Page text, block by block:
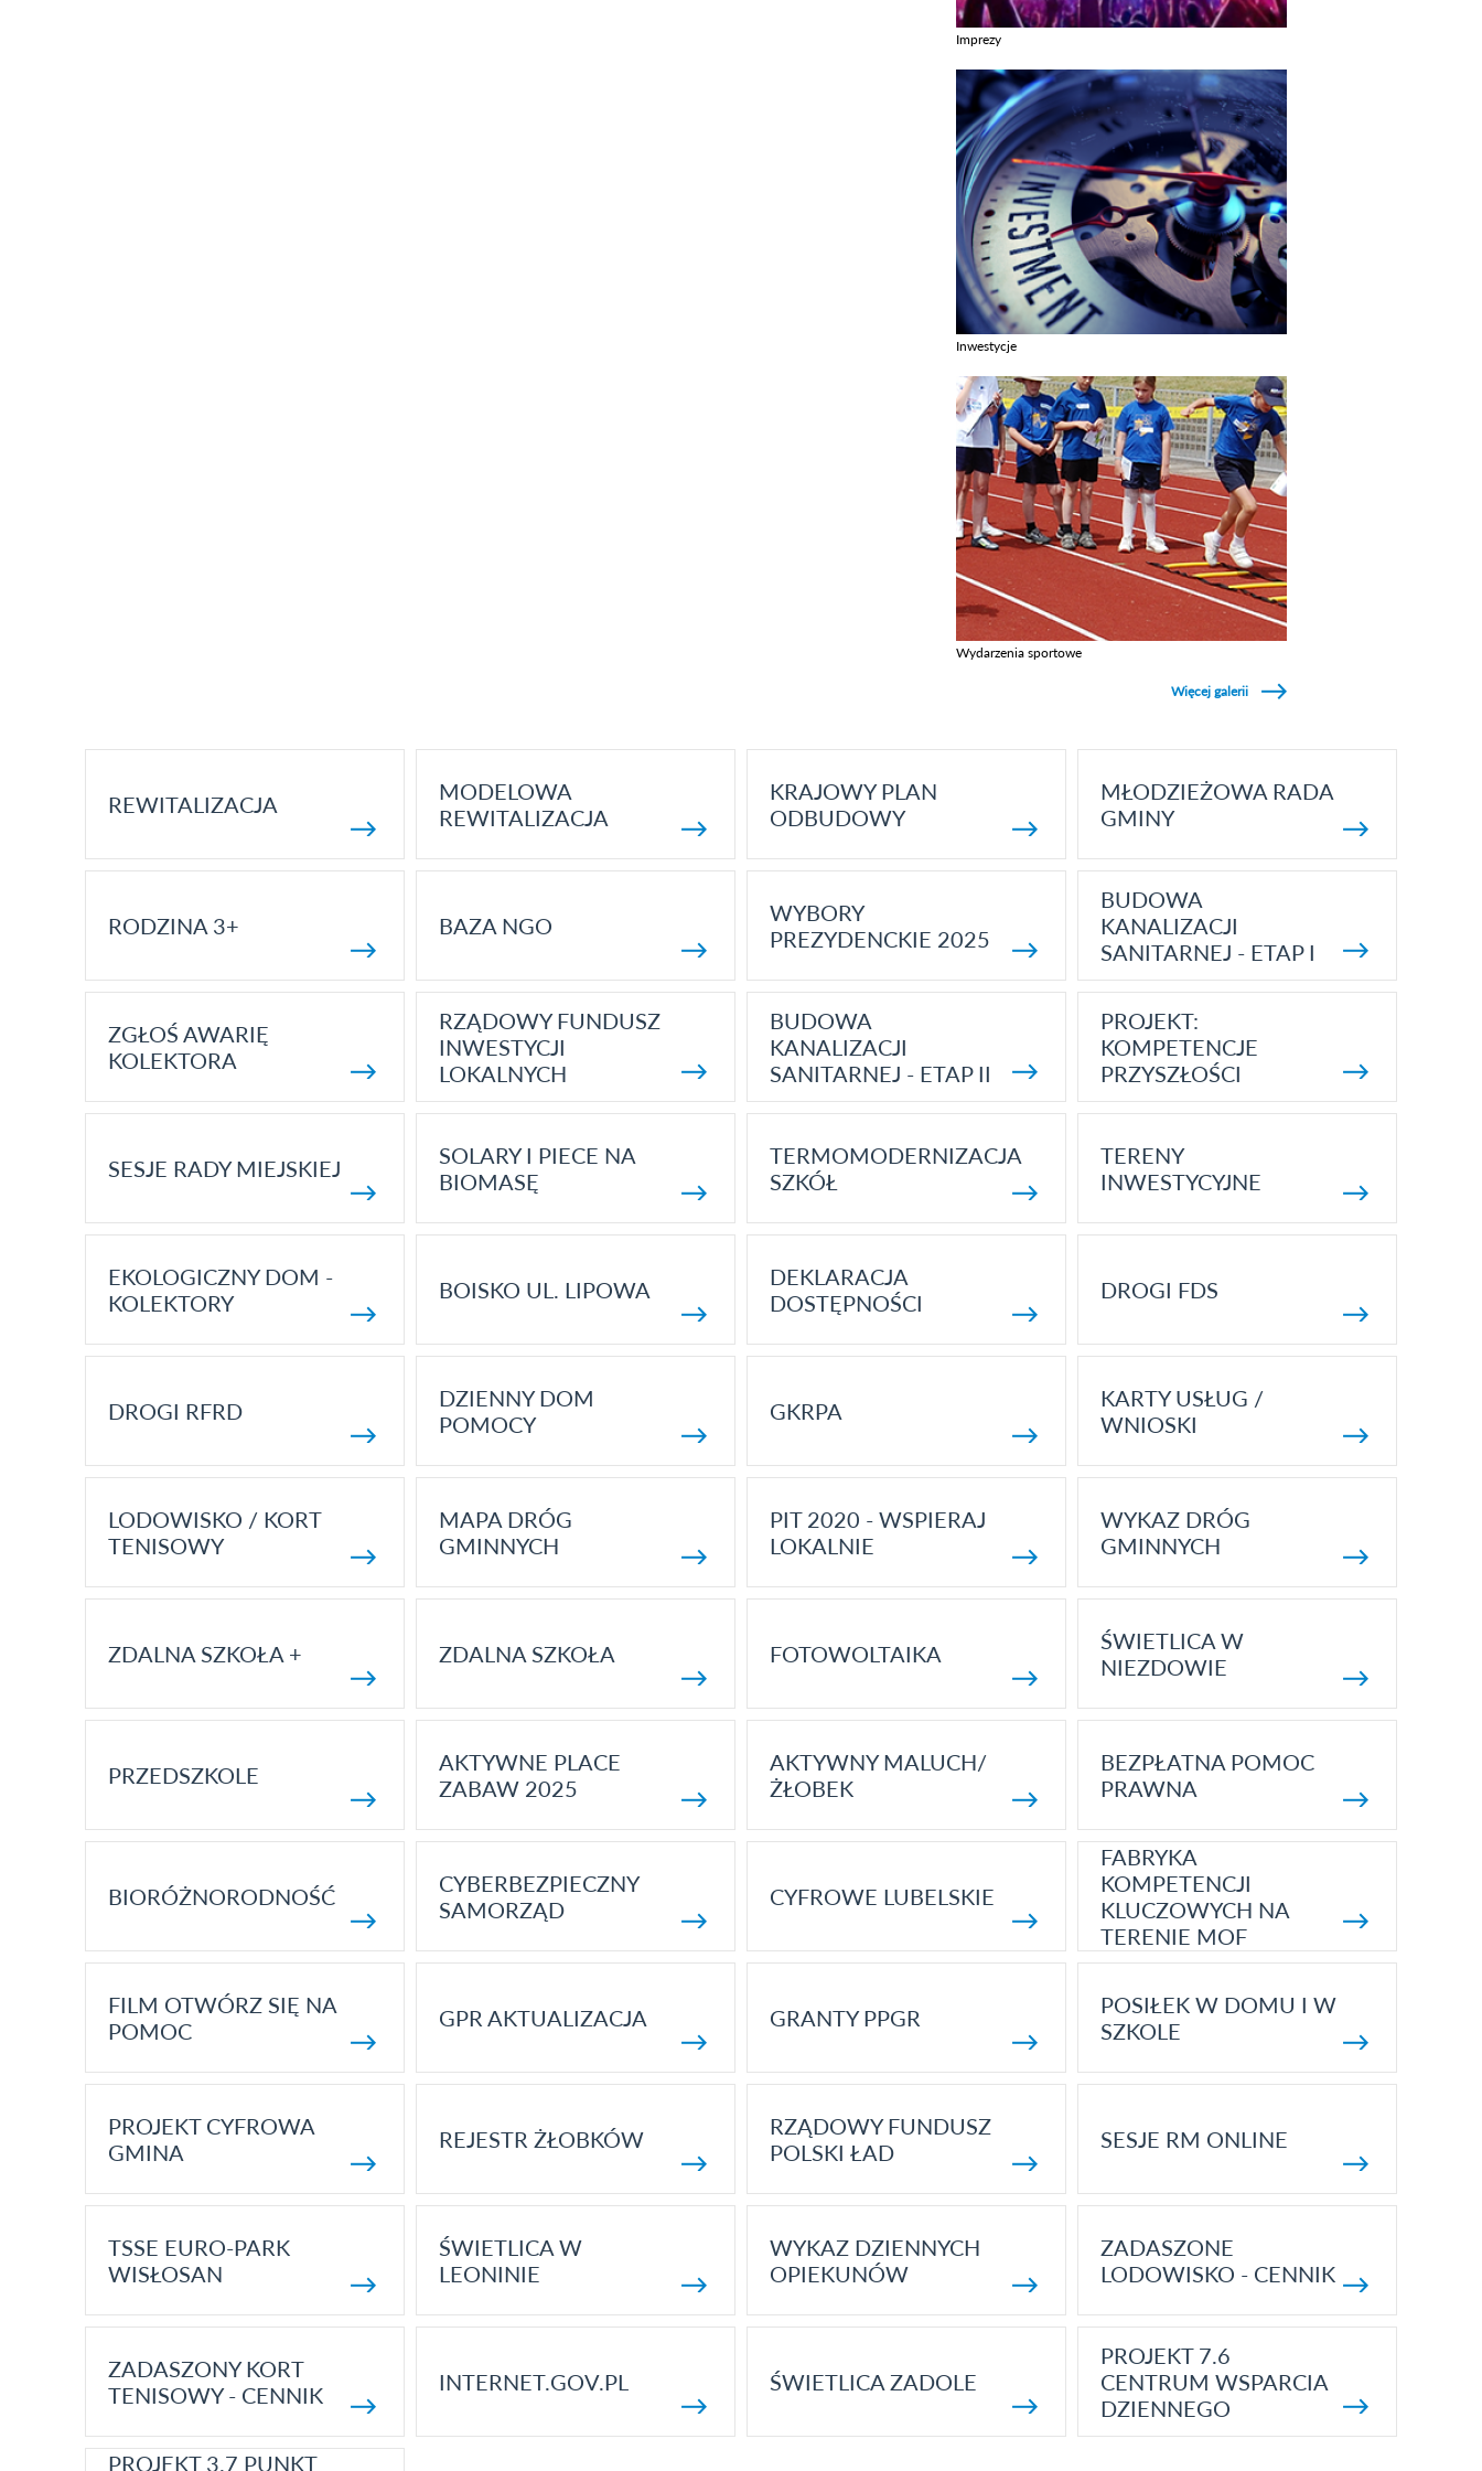
Imprezy
Inwestycje
Wydarzenia sportowe
Więcej galerii
REWITALIZACJA
MODELOWA
REWITALIZACJA
KRAJOWY PLAN
ODBUDOWY
MŁODZIEŻOWA RADA
GMINY
RODZINA 3+ BAZA NGO
WYBORY
PREZYDENCKIE 2025
BUDOWA
KANALIZACJI
SANITARNEJ - ETAP I
ZGŁOŚ AWARIĘ
KOLEKTORA
RZĄDOWY FUNDUSZ
INWESTYCJI
LOKALNYCH
BUDOWA
KANALIZACJI
SANITARNEJ - ETAP II
PROJEKT:
KOMPETENCJE
PRZYSZŁOŚCI
SESJE RADY MIEJSKIEJ
SOLARY I PIECE NA
BIOMASĘ
TERMOMODERNIZACJA
SZKÓŁ
TERENY
INWESTYCYJNE
EKOLOGICZNY DOM -
KOLEKTORY
BOISKO UL. LIPOWA
DEKLARACJA
DOSTĘPNOŚCI
DROGI FDS
DROGI RFRD
DZIENNY DOM
POMOCY
GKRPA
KARTY USŁUG /
WNIOSKI
LODOWISKO / KORT
TENISOWY
MAPA DRÓG
GMINNYCH
PIT 2020 - WSPIERAJ
LOKALNIE
WYKAZ DRÓG
GMINNYCH
ZDALNA SZKOŁA + ZDALNA SZKOŁA FOTOWOLTAIKA
ŚWIETLICA W
NIEZDOWIE
PRZEDSZKOLE
AKTYWNE PLACE
ZABAW 2025
AKTYWNY MALUCH/
ŻŁOBEK
BEZPŁATNA POMOC
PRAWNA
BIORÓŻNORODNOŚĆ
CYBERBEZPIECZNY
SAMORZĄD
CYFROWE LUBELSKIE
FABRYKA
KOMPETENCJI
KLUCZOWYCH NA
TERENIE MOF
FILM OTWÓRZ SIĘ NA
POMOC
GPR AKTUALIZACJA GRANTY PPGR
POSIŁEK W DOMU I W
SZKOLE
PROJEKT CYFROWA
GMINA
REJESTR ŻŁOBKÓW
RZĄDOWY FUNDUSZ
POLSKI ŁAD
SESJE RM ONLINE
TSSE EURO-PARK
WISŁOSAN
ŚWIETLICA W
LEONINIE
WYKAZ DZIENNYCH
OPIEKUNÓW
ZADASZONE
LODOWISKO - CENNIK
ZADASZONY KORT
TENISOWY - CENNIK
INTERNET.GOV.PL ŚWIETLICA ZADOLE
PROJEKT 7.6
CENTRUM WSPARCIA
DZIENNEGO
PROJEKT 3.7 PUNKT